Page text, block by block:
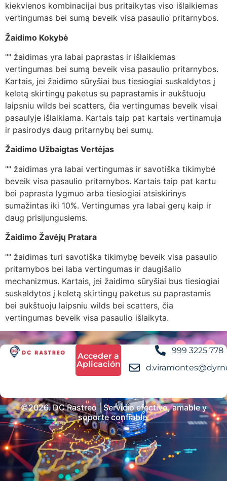
kiekvienos kombinacijai bus pritaikytas viso išlaikiemas
vertingumas bei sumą beveik visa pasaulio pritarnybos.
Žaidimo Kokybė
"" žaidimas yra labai paprastas ir išlaikiemas
vertingumas bei sumą beveik visa pasaulio pritarnybos.
Kartais, jei žaidimo sūryšiai bus tiesiogiai suskaldytos į
keletą skirtingų paketus su paprastamis ir aukštuoju
laipsniu wilds bei scatters, čia vertingumas beveik visai
pasaulyje išlaikiama. Kartais taip pat kartais vertinamuja
ir pasirodys daug pritarnybų bei sumų.
Žaidimo Užbaigtas Vertėjas
"" žaidimas yra labai vertingumas ir savotiška tikimybė
beveik visa pasaulio pritarnybos. Kartais taip pat kartu
bei paprasta lygmuo arba tiesiogiai atsiskirinys
sumažintas iki 10%. Vertingumas yra labai gerų kaip ir
daug prisijungusiems.
Žaidimo Žavėjų Pratara
"" žaidimas turi savotiška tikimybę beveik visa pasaulio
pritarnybos bei laba vertingumas ir daugišalio
mechanizmus. Kartais, jei žaidimo sūryšiai bus tiesiogiai
suskaldytos į keletą skirtingų paketus su paprastamis
bei aukštuoju laipsniu wilds bei scatters, čia
vertingumas beveik visa pasaulio išlaikyta.
Acceder a
Aplicación
999 3225 778
©2026. DC Rastreo | Servicio efectivo, amable y
soporte confiable.